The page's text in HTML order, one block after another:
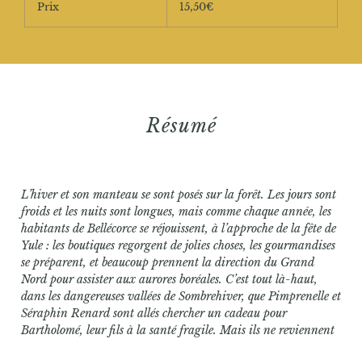
Prix 15,50€
Résumé
L’hiver et son manteau se sont posés sur la forêt. Les jours sont
froids et les nuits sont longues, mais comme chaque année, les
habitants de Bellécorce se réjouissent, à l’approche de la fête de
Yule : les boutiques regorgent de jolies choses, les gourmandises
se préparent, et beaucoup prennent la direction du Grand
Nord pour assister aux aurores boréales. C’est tout là-haut,
dans les dangereuses vallées de Sombrehiver, que Pimprenelle et
Séraphin Renard sont allés chercher un cadeau pour
Bartholomé, leur fils à la santé fragile. Mais ils ne reviennent